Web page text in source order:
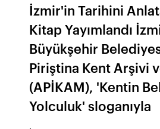
İzmir'in Tarihini
Kitap Yayımlandı
Büyükşehir
Piriştina Kent Arşivi
(APİKAM), 'Kentin
Yolculuk' sloganıyla